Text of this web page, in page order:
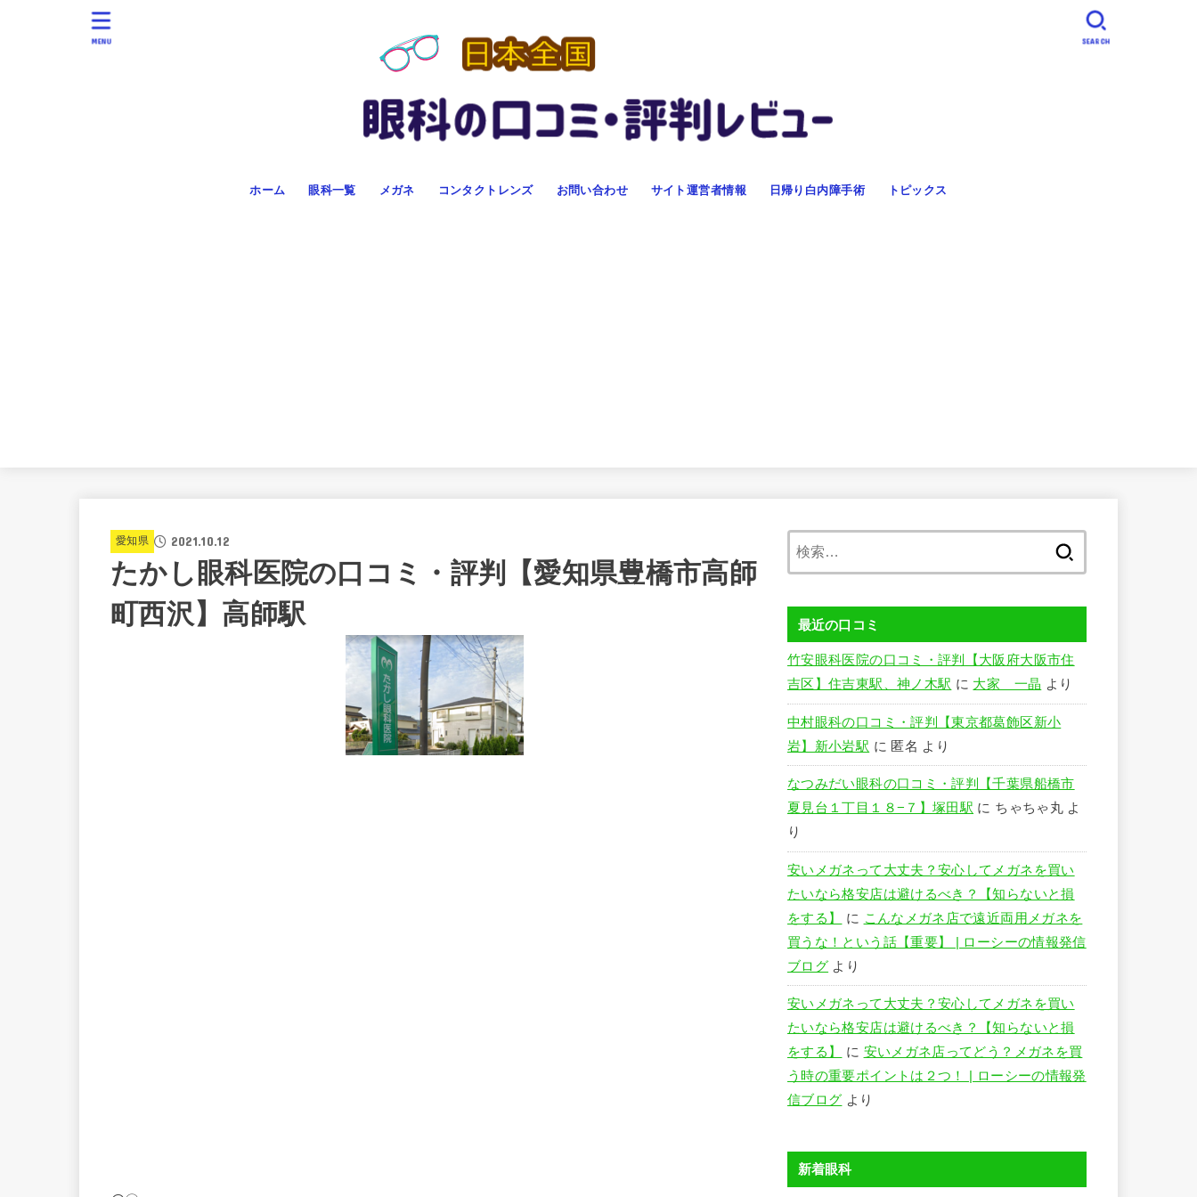
ホーム 眼科一覧 メガネ コンタクトレンズ お問い合わせ サイト運営者情報 日帰り白内障手術 トピックス
SEARCH
MENU
愛知県 2021.10.12
たかし眼科医院の口コミ・評判【愛知県豊橋市高師
町西沢】高師駅
最近の口コミ
竹安眼科医院の口コミ・評判【大阪府大阪市住
吉区】住吉東駅、神ノ木駅 に 大家 一晶 より
中村眼科の口コミ・評判【東京都葛飾区新小
岩】新小岩駅 に 匿名 より
なつみだい眼科の口コミ・評判【千葉県船橋市
夏見台１丁目１８−７】塚田駅 に ちゃちゃ丸 よ
り
安いメガネって大丈夫？安心してメガネを買い
たいなら格安店は避けるべき？【知らないと損
をする】
に こんなメガネ店で遠近両用メガネを
買うな！という話【重要】 | ローシーの情報発信
ブログ より
安いメガネって大丈夫？安心してメガネを買い
たいなら格安店は避けるべき？【知らないと損
をする】
に 安いメガネ店ってどう？メガネを買
う時の重要ポイントは２つ！ | ローシーの情報発
信ブログ より
新着眼科